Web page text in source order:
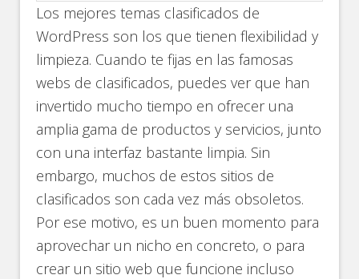
Los mejores temas clasificados de
WordPress son los que tienen flexibilidad y
limpieza. Cuando te fijas en las famosas
webs de clasificados, puedes ver que han
invertido mucho tiempo en ofrecer una
amplia gama de productos y servicios, junto
con una interfaz bastante limpia. Sin
embargo, muchos de estos sitios de
clasificados son cada vez más obsoletos.
Por ese motivo, es un buen momento para
aprovechar un nicho en concreto, o para
crear un sitio web que funcione incluso